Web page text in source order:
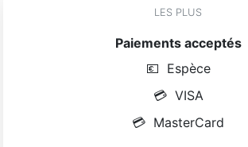
LES PLUS
Paiements acceptés
💶 Espèce
💳 VISA
💳 MasterCard